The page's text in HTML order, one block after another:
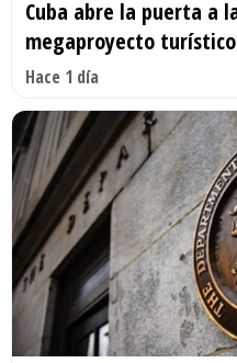
Cuba abre la puerta a
megaproyecto
Hace 1 día